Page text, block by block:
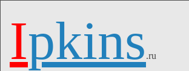
Ipkins .ru